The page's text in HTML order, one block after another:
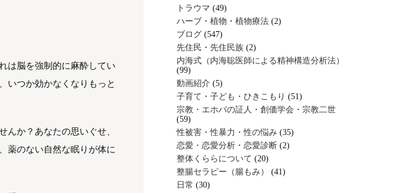
は脳を強制的に麻酔してい
いつか効かなくなりもっと
んか？あなたの思いぐせ、
薬のない自然な眠りが体に
トラウマ (49)
ハーブ・植物・植物療法 (2)
ブログ (547)
先住民・先住民族 (2)
内海式（内海聡医師による精神構造分析法）
(99)
動画紹介 (5)
子育て・子ども・ひきこもり (51)
宗教・エホバの証人・創価学会・宗教二世
(59)
性被害・性暴力・性の悩み (35)
恋愛・恋愛分析・恋愛診断 (2)
整体くららについて (20)
整腸セラピー（腸もみ）
(41)
日常 (30)